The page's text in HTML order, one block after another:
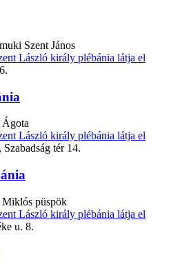
Szent János
László király plébánia látja el
Ágota
László király plébánia látja el
tér 14.
Miklós püspök
László király plébánia látja el
u. 8.